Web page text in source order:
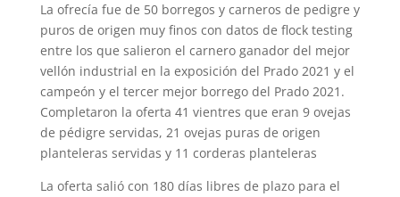
La ofrecía fue de 50 borregos y carneros de pedigre y
puros de origen muy finos con datos de flock testing
entre los que salieron el carnero ganador del mejor
vellón industrial en la exposición del Prado 2021 y el
campeón y el tercer mejor borrego del Prado 2021.
Completaron la oferta 41 vientres que eran 9 ovejas
de pédigre servidas, 21 ovejas puras de origen
planteleras servidas y 11 corderas planteleras
La oferta salió con 180 días libres de plazo para el